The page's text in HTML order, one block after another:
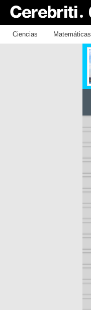
Ciencias | Matemáticas